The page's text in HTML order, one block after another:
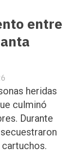
entre
heridas
culminó
Durante
cartuchos.